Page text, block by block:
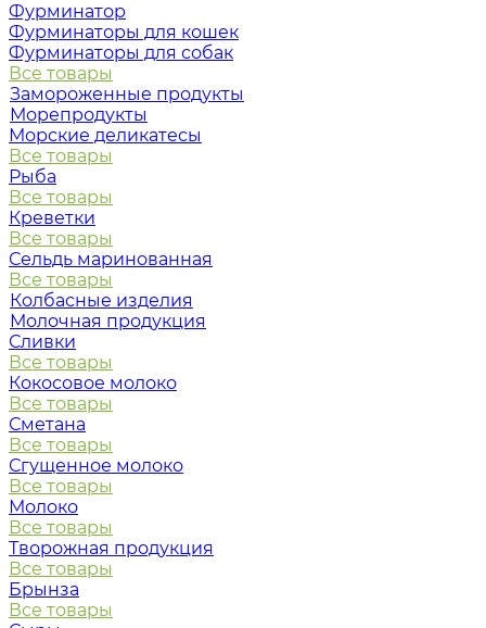
Фурминатор
Фурминаторы для кошек
Фурминаторы для собак
Все товары
Замороженные продукты
Морепродукты
Морские деликатесы
Все товары
Рыба
Все товары
Креветки
Все товары
Сельдь маринованная
Все товары
Колбасные изделия
Молочная продукция
Сливки
Все товары
Кокосовое молоко
Все товары
Сметана
Все товары
Сгущенное молоко
Все товары
Молоко
Все товары
Творожная продукция
Все товары
Брынза
Все товары